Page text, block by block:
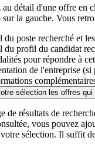
au détail d'une offre en
la gauche. Vous
du poste recherché et
du profil du candidat
pour répondre à
de l'entreprise (si
sélection les offres
de résultats de
vous pouvez
sélection. Il suffit